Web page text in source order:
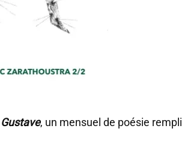
Gustave, un mensuel de poésie rempli